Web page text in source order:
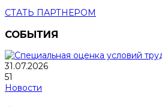
СТАТЬ ПАРТНЕРОМ
СОБЫТИЯ
31.07.2026
51
Новости